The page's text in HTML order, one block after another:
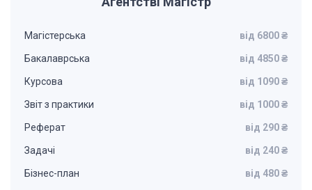
Магістерська від 6800 ₴
Бакалаврська від 4850 ₴
Курсова від 1090 ₴
Звіт з практики від 1000 ₴
Реферат від 290 ₴
Задачі від 240 ₴
Бізнес-план від 480 ₴